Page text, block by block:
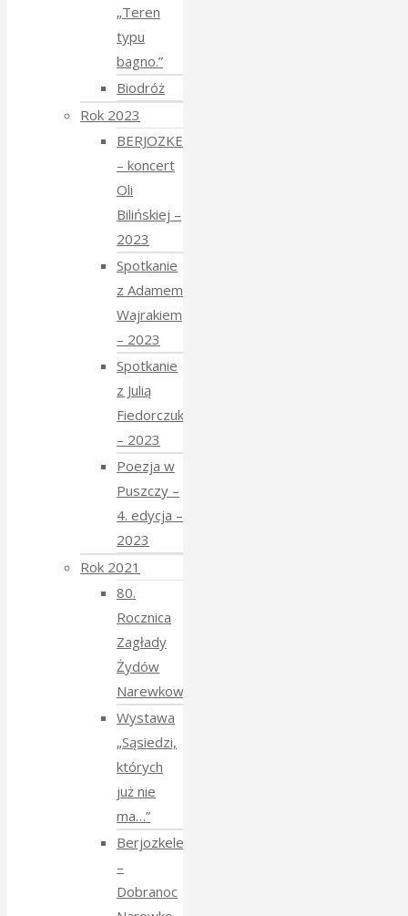
„Teren
typu
bagno.”
Biodróż
Rok 2023
BERJOZKELE
– koncert
Oli
Bilińskiej –
2023
Spotkanie
z Adamem
Wajrakiem
– 2023
Spotkanie
z Julią
Fiedorczuk
– 2023
Poezja w
Puszczy –
4. edycja –
2023
Rok 2021
80.
Rocznica
Zagłady
Żydów
Narewkowskich
Wystawa
„Sąsiedzi,
których
już nie
ma…”
Berjozkele
–
Dobranoc